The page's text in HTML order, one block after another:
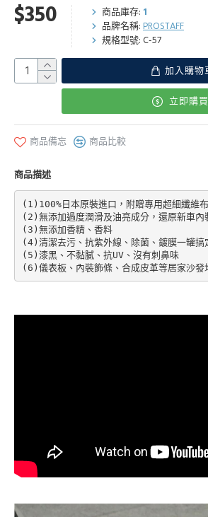
$350 商品庫存: 1
品牌名稱: PROSTAFF
規格型號: C-57
加入購物
立即購買
商品備忘 商品比較
商品描述
(1)100%日本原裝進口，附贈專用超細纖維布
(2)無添加過度潤滑及油亮成分，還原新車內
(3)無添加香精、香料
(4)清潔去污、抗紫外線、除菌、鍍膜一罐搞
(5)漆黑、不黏膩、抗UV、沒有刺鼻味
(6)儀表板、內裝飾條、合成皮革等居家沙發